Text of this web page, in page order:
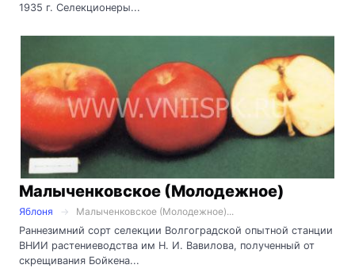
1935 г. Селекционеры...
Малыченковское (Молодежное)
Яблоня
Малыченковское (Молодежное)...
Раннезимний сорт селекции Волгоградской опытной станции
ВНИИ растениеводства им Н. И. Вавилова, полученный от
скрещивания Бойкена...